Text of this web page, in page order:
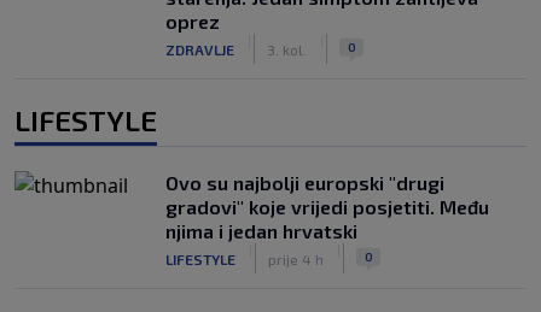
oprez
ZDRAVLJE 3. kol. 0
LIFESTYLE
Ovo su najbolji europski "drugi
gradovi" koje vrijedi posjetiti. Među
njima i jedan hrvatski
LIFESTYLE prije 4 h 0